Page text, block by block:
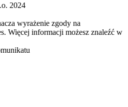
2024
wyrażenie zgody na
Więcej informacji możesz znaleźć w